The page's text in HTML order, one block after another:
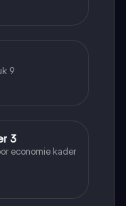
9
3
economie kader